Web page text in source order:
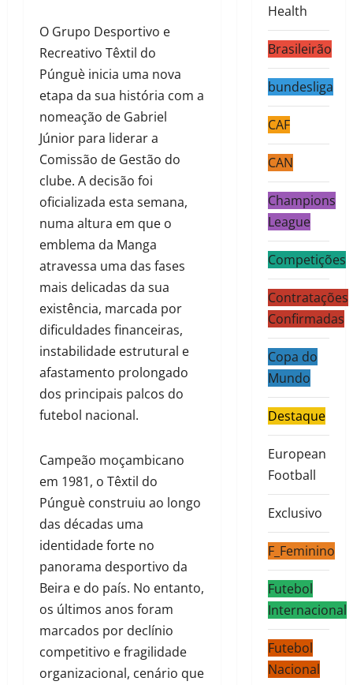
O Grupo Desportivo e
Recreativo Têxtil do
Púnguè inicia uma nova
etapa da sua história com a
nomeação de Gabriel
Júnior para liderar a
Comissão de Gestão do
clube. A decisão foi
oficializada esta semana,
numa altura em que o
emblema da Manga
atravessa uma das fases
mais delicadas da sua
existência, marcada por
dificuldades financeiras,
instabilidade estrutural e
afastamento prolongado
dos principais palcos do
futebol nacional.
Campeão moçambicano
em 1981, o Têxtil do
Púnguè construiu ao longo
das décadas uma
identidade forte no
panorama desportivo da
Beira e do país. No entanto,
os últimos anos foram
marcados por declínio
competitivo e fragilidade
organizacional, cenário que
Health
Brasileirão
bundesliga
CAF
CAN
Champions
League
Competições
Contratações
Confirmadas
Copa do
Mundo
Destaque
European
Football
Exclusivo
F_Feminino
Futebol
Internacional
Futebol
Nacional